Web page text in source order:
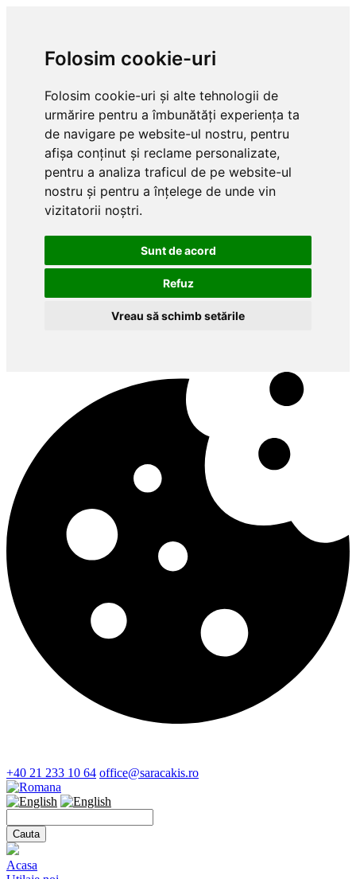
Folosim cookie-uri
Folosim cookie-uri și alte tehnologii de
urmărire pentru a îmbunătăți experiența ta
de navigare pe website-ul nostru, pentru
afișa conținut și reclame personalizate,
pentru a analiza traficul de pe website-ul
nostru și pentru a înțelege de unde vin
vizitatorii noștri.
Sunt de acord
Refuz
Vreau să schimb setările
+40 21 233 10 64 office@saracakis.ro
Acasa